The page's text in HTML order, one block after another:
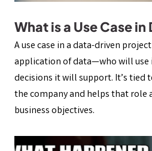
What is a Use Case
A use case in a data-driven
application of data—who will use
decisions it will support. It’s tied
the company and helps that role
business objectives.